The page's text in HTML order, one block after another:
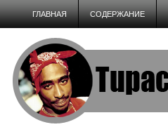
ГЛАВНАЯ СОДЕРЖАНИЕ